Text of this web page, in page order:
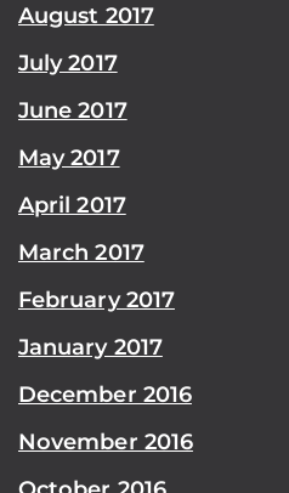
August 2017
July 2017
June 2017
May 2017
April 2017
March 2017
February 2017
January 2017
December 2016
November 2016